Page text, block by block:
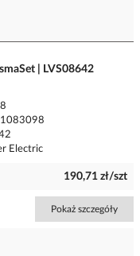
| LVS08642
Electric
190,71 zł/szt
Pokaż szczegóły